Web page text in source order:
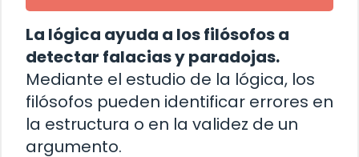
La lógica ayuda a los filósofos a
detectar falacias y paradojas.
Mediante el estudio de la lógica, los
filósofos pueden identificar errores en
la estructura o en la validez de un
argumento.